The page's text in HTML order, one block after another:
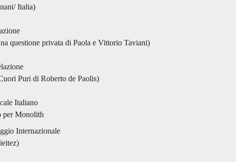
Italia)
questione privata di Paola e Vittorio Taviani)
Puri di Roberto de Paolis)
Italiano
per Monolith
Internazionale